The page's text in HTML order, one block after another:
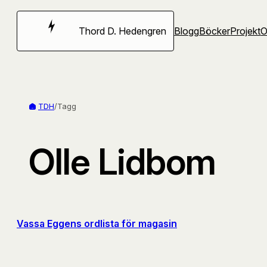
Hoppa
Thord D. Hedengren BloggBöckerProjekt
TDH/Tagg
Olle Lidbom
Vassa Eggens ordlista för magasin